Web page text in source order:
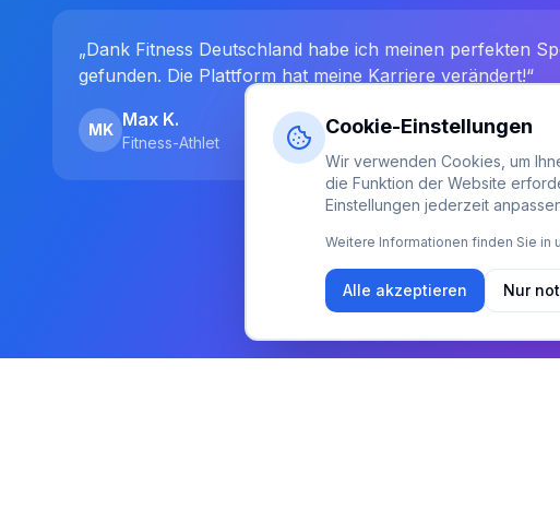
„Dank Fitness Deutschland habe ich meinen perfekten
gefunden. Die Plattform hat meine Karriere verändert!“
MK Max K.
Fitness-Athlet
Cookie-Einstellungen
Wir verwenden Cookies, um
die Funktion der Website
Einstellungen jederzeit
Weitere Informationen finden Sie in
Alle akzeptieren Nur